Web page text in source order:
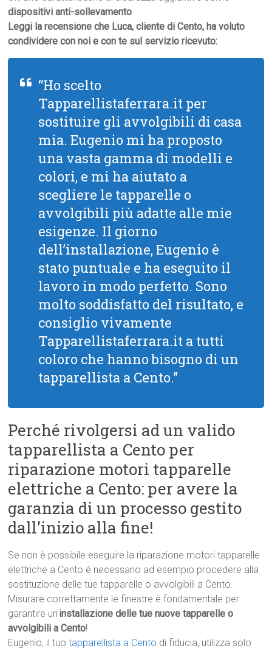
dispositivi anti-sollevamento.
Leggi la recensione che Luca, cliente di Cento, ha voluto
condividere con noi e con te sul servizio ricevuto:
“Ho scelto
Tapparellistaferrara.it per
sostituire gli avvolgibili di casa
mia. Eugenio mi ha proposto
una vasta gamma di modelli e
colori, e mi ha aiutato a
scegliere le tapparelle o
avvolgibili più adatte alle mie
esigenze. Il giorno
dell’installazione, Eugenio è
stato puntuale e ha eseguito il
lavoro in modo perfetto. Sono
molto soddisfatto del risultato, e
consiglio vivamente
Tapparellistaferrara.it a tutti
coloro che hanno bisogno di un
tapparellista a Cento.”
Perché rivolgersi ad un valido
tapparellista a Cento per
riparazione motori tapparelle
elettriche a Cento: per avere la
garanzia di un processo gestito
dall’inizio alla fine!
Se non è possibile eseguire la riparazione motori tapparelle
elettriche a Cento è necessario ad esempio procedere alla
sostituzione delle tue tapparelle o avvolgibili a Cento.
Misurare correttamente le finestre è fondamentale per
garantire un’installazione delle tue nuove tapparelle o
avvolgibili a Cento!
Eugenio, il tuo tapparellista a Cento di fiducia, utilizza solo